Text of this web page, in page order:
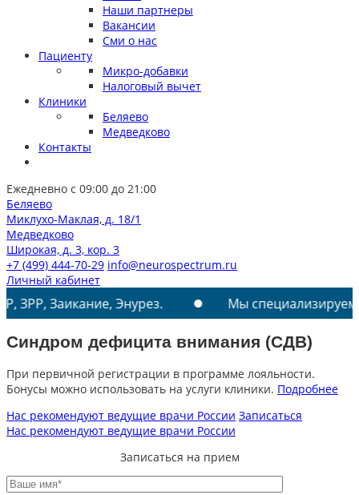
Наши партнеры
Вакансии
Сми о нас
Пациенту
Микро-добавки
Налоговый вычет
Клиники
Беляево
Медведково
Контакты
Ежедневно с 09:00 до 21:00
Беляево
Миклухо-Маклая, д. 18/1
Медведково
Широкая, д. 3, кор. 3
+7 (499) 444-70-29 info@neurospectrum.ru
Личный кабинет
Энурез. Мы специализируемся на
Синдром дефицита внимания (СДВ)
При первичной регистрации в программе лояльности.
Бонусы можно использовать на услуги клиники. Подробнее
Нас рекомендуют ведущие врачи России Записаться
Нас рекомендуют ведущие врачи России
Записаться на прием